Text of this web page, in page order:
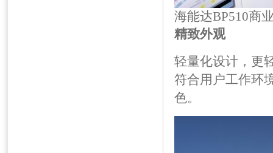
海能达BP510商
精致外观
轻量化设计，更
符合用户工作环
色。